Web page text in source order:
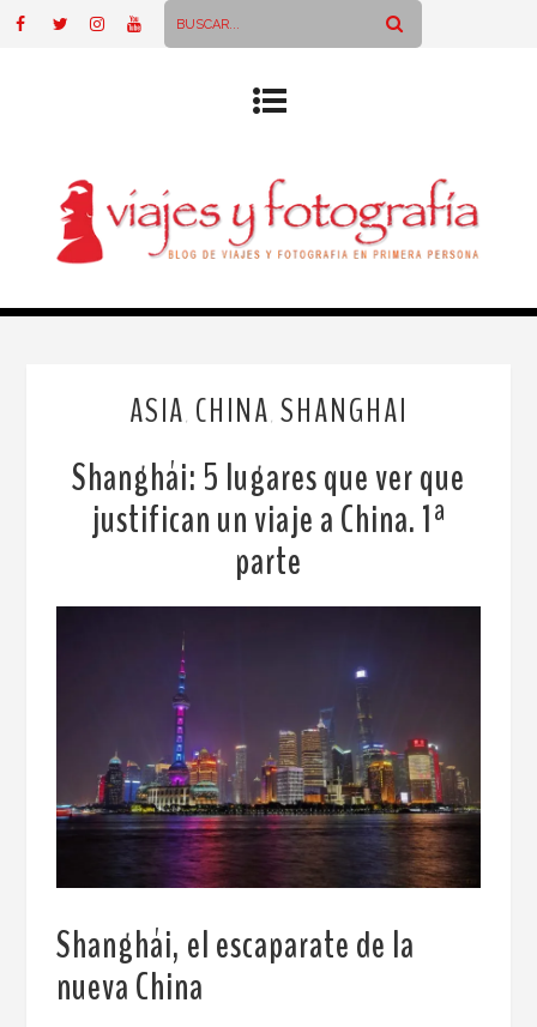
ASIA CHINA SHANGHAI
Shanghái: 5 lugares que ver que
justifican un viaje a China. 1ª
parte
Shanghái, el escaparate de la
nueva China